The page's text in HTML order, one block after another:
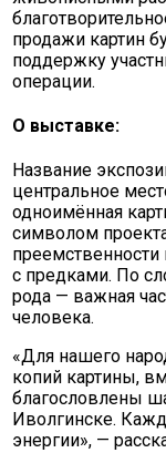
продажи картин
поддержку
операции.
О выставке:
Название
центральное
одноимённая
символом
с предками. По
рода — важная
человека.
«Для нашего
копий картины,
благословлены
Иволгинске.
энергии», —